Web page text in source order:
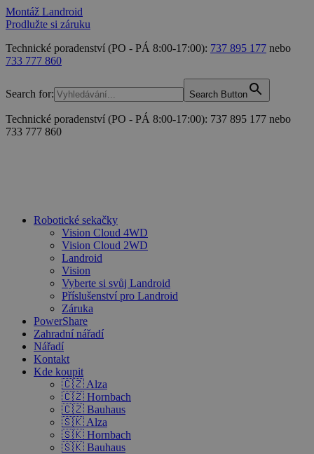
Montáž Landroid
Prodlužte si záruku
Technické poradenství (PO - PÁ 8:00-17:00): 737 895 177 nebo
733 777 860
Search for: Search Button
Technické poradenství (PO - PÁ 8:00-17:00): 737 895 177 nebo
733 777 860
Robotické sekačky
Vision Cloud 4WD
Vision Cloud 2WD
Landroid
Vision
Vyberte si svůj Landroid
Příslušenství pro Landroid
Záruka
PowerShare
Zahradní nářadí
Nářadí
Kontakt
Kde koupit
🇨🇿 Alza
🇨🇿 Hornbach
🇨🇿 Bauhaus
🇸🇰 Alza
🇸🇰 Hornbach
🇸🇰 Bauhaus